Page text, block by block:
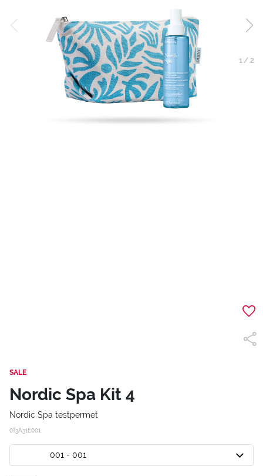
1/ 2
SALE
Nordic Spa Kit 4
Nordic Spa testpermet
0T3A31E001
001 - 001